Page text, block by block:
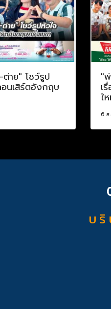
าย" โชว์รูป
นเสิร์ตอังกฤษ
"
เ
ใ
6 ส
บ ริ